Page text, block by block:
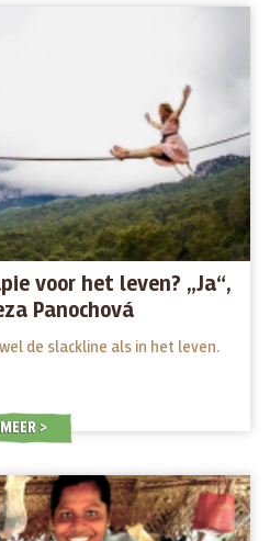
voor het leven? „Ja“,
Panochová
de slackline als in het leven.
MEER